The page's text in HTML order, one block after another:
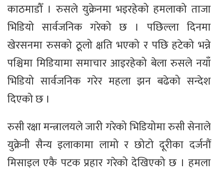
काठमाडौँ । रुसले युक्रेनमा भइरहेको हमलाको ताजा
भिडियो सार्वजनिक गरेको छ । पछिल्ला दिनमा
खेरसनमा रुसको ठूलो क्षति भएको र पछि हटेको भन्ने
पश्चिमा मिडियामा समाचार आइरहेको बेला रुसले नयाँ
भिडियो सार्वजनिक गरेर महला झन बढेको सन्देश
दिएको छ ।
रुसी रक्षा मन्त्रालयले जारी गरेको भिडियोमा रुसी सेनाले
युक्रेनी सैन्य इलाकामा लामो र छोटो दूरीका दर्जनौं
मिसाइल एकै पटक प्रहार गरेको देखिएको छ । हमला